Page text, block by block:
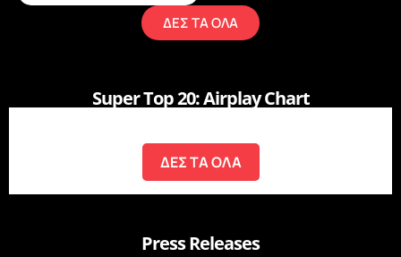
ΔΕΣ ΤΑ ΟΛΑ
Super Τop 20: Airplay Chart
ΔΕΣ ΤΑ ΟΛΑ
Press Releases